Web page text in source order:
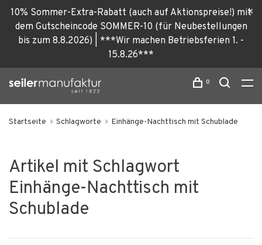
10% Sommer-Extra-Rabatt (auch auf Aktionspreise!) mit
dem Gutscheincode SOMMER-10 (für Neubestellungen
bis zum 8.8.2026) | ***Wir machen Betriebsferien 1. -
15.8.26***
0
Startseite Schlagworte Einhänge-Nachttisch mit Schublade
Artikel mit Schlagwort
Einhänge-Nachttisch mit
Schublade